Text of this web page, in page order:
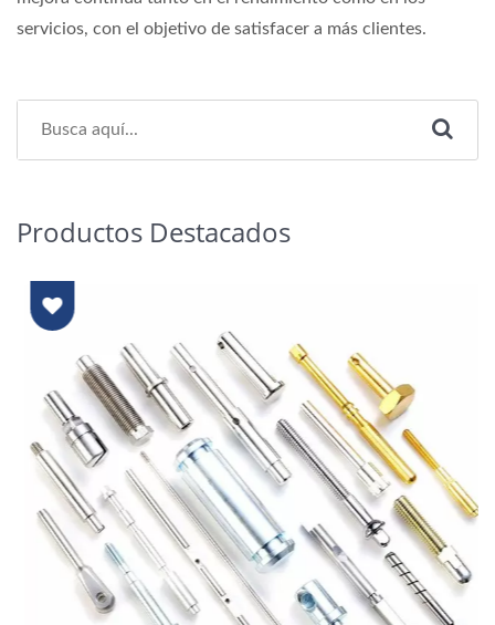
servicios, con el objetivo de satisfacer a más clientes.
Productos Destacados